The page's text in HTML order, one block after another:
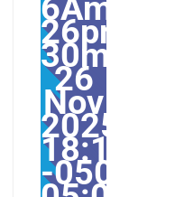
30mer,
26
Nov
2025
18:13:55
-0500-